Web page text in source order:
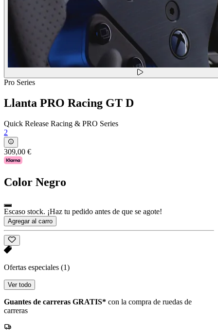
Pro Series
Llanta PRO Racing GT D
Quick Release Racing & PRO Series
2
309,00 €
Color Negro
Escaso stock. ¡Haz tu pedido antes de que se agote!
Agregar al carro
Ofertas especiales (1)
Ver todo
Guantes de carreras GRATIS* con la compra de ruedas de
carreras